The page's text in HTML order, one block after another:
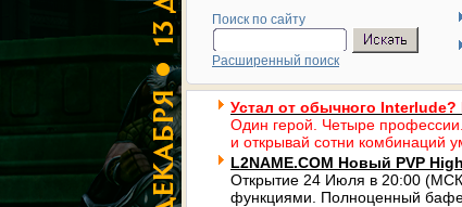
Поиск по сайту
Расширенный поиск
Устал от обычного Interlude?
Один герой. Четыре
и открывай сотни комбинаций
L2NAME.COM Новый PVP
Открытие 24 Июля в 20:00
функциями. Полноценный